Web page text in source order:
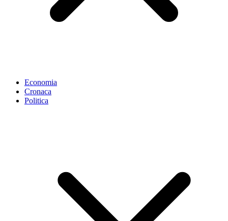
Economia
Cronaca
Politica